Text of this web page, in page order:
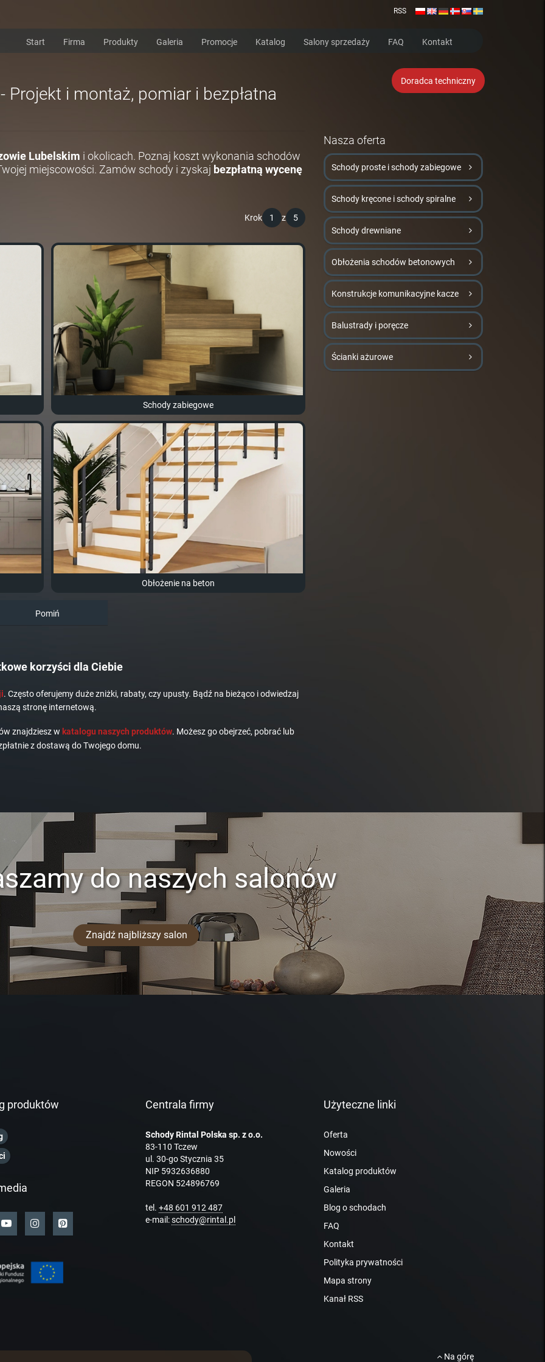
RSS
Start Firma Produkty Galeria Promocje Katalog Salony sprzedaży FAQ Kontakt
Doradca techniczny
i montaż, pomiar i bezpłatna
Lubelskim i okolicach. Poznaj koszt wykonania schodów
miejscowości. Zamów schody i zyskaj bezpłatną wycenę
Krok 1 z 5
Schody zabiegowe
Obłożenie na beton
Pomiń
korzyści dla Ciebie
. Często oferujemy duże zniżki, rabaty, czy upusty. Bądź na bieżąco i odwiedzaj
stronę internetową.
znajdziesz w katalogu naszych produktów. Możesz go obejrzeć, pobrać lub
z dostawą do Twojego domu.
Nasza oferta
Schody proste i schody zabiegowe
Schody kręcone i schody spiralne
Schody drewniane
Obłożenia schodów betonowych
Konstrukcje komunikacyjne kacze
Balustrady i poręcze
Ścianki ażurowe
do naszych salonów
Znajdź najbliższy salon
produktów Centrala firmy
Schody Rintal Polska sp. z o.o.
83-110 Tczew
ul. 30-go Stycznia 35
NIP 5932636880
REGON 524896769
tel. +48 601 912 487
e-mail:schody@rintal.pl
Użyteczne linki
Oferta
Nowości
Katalog produktów
Galeria
Blog o schodach
FAQ
Kontakt
Polityka prywatności
Mapa strony
Kanał RSS
Na górę